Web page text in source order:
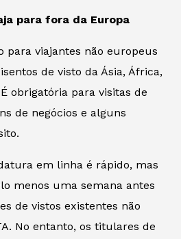
para fora da Europa
para viajantes não europeus
de visto da Ásia, África,
obrigatória para visitas de
de negócios e alguns
em linha é rápido, mas
menos uma semana antes
de vistos existentes não
No entanto, os titulares de